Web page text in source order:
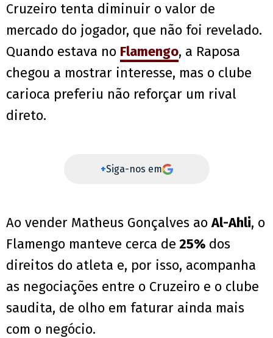
Cruzeiro tenta diminuir o valor de
mercado do jogador, que não foi revelado.
Quando estava no Flamengo, a Raposa
chegou a mostrar interesse, mas o clube
carioca preferiu não reforçar um rival
direto.
+Siga-nos em
Ao vender Matheus Gonçalves aoAl-Ahli, o
Flamengo manteve cerca de 25% dos
direitos do atleta e, por isso, acompanha
as negociações entre o Cruzeiro e o clube
saudita, de olho em faturar ainda mais
com o negócio.